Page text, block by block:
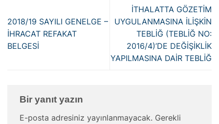
2018/19 SAYILI GENELGE –
İHRACAT REFAKAT
BELGESİ
İTHALATTA GÖZETİM
UYGULANMASINA İLİŞKİN
TEBLİĞ (TEBLİĞ NO:
2016/4)’DE DEĞİŞİKLİK
YAPILMASINA DAİR TEBLİĞ
Bir yanıt yazın
E-posta adresiniz yayınlanmayacak. Gerekli